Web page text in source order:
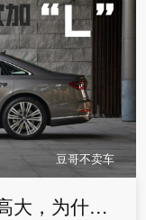
豆哥不卖车
豆车一分钟：中国人没老外高大，为什么买车特别喜欢加长加大？